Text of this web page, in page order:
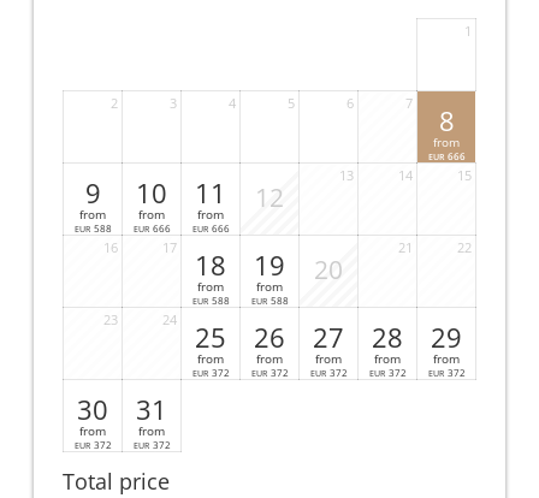
1
2 3 4 5 6 7
8
from
EUR 666
9
from
EUR 588
10
from
EUR 666
11
from
EUR 666
12
13 14 15
16 17
18
from
EUR 588
19
from
EUR 588
20
21 22
23 24
25
from
EUR 372
26
from
EUR 372
27
from
EUR 372
28
from
EUR 372
29
from
EUR 372
30
from
EUR 372
31
from
EUR 372
Total price